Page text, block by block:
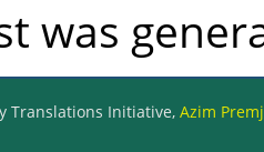
was
Translations Initiative, Azim